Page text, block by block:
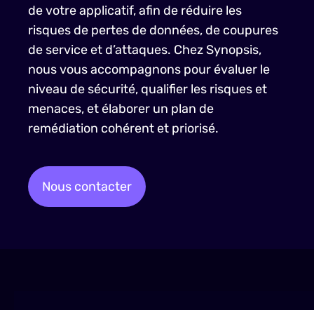
de votre applicatif, afin de réduire les
risques de pertes de données, de coupures
de service et d’attaques. Chez Synopsis,
nous vous accompagnons pour évaluer le
niveau de sécurité, qualifier les risques et
menaces, et élaborer un plan de
remédiation cohérent et priorisé. ​
Nous contacter